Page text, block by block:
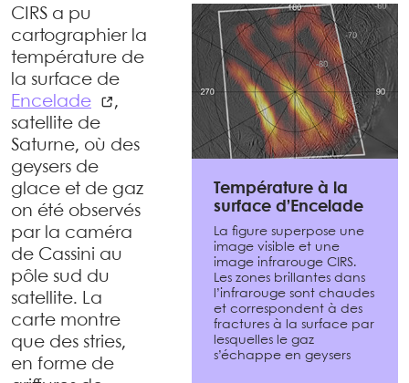
Température à la
surface d’Encelade
La figure superpose une
image visible et une
image infrarouge CIRS.
Les zones brillantes dans
l’infrarouge sont chaudes
et correspondent à des
fractures à la surface par
lesquelles le gaz
s’échappe en geysers
CIRS a pu
cartographier la
température de
la surface de
Encelade
,
satellite de
Saturne, où des
geysers de
glace et de gaz
on été observés
par la caméra
de Cassini au
pôle sud du
satellite. La
carte montre
que des stries,
en forme de